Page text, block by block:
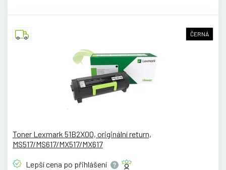
ČERNÁ
Toner Lexmark 51B2X00, originální return,
MS517/MS617/MX517/MX617
Lepší cena po přihlášení